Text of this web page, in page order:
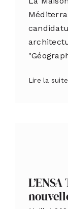
Lire la suite